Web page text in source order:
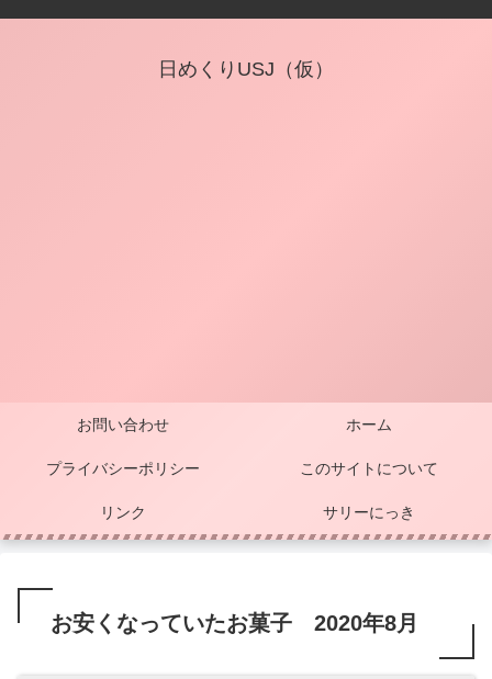
日めくりUSJ（仮）
お問い合わせ ホーム
プライバシーポリシー このサイトについて
リンク サリーにっき
お安くなっていたお菓子 2020年8月